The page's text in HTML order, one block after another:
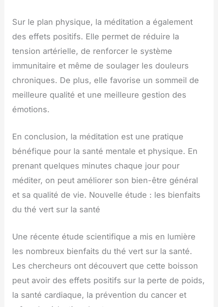
Sur le plan physique, la méditation a également
des effets positifs. Elle permet de réduire la
tension artérielle, de renforcer le système
immunitaire et même de soulager les douleurs
chroniques. De plus, elle favorise un sommeil de
meilleure qualité et une meilleure gestion des
émotions.
En conclusion, la méditation est une pratique
bénéfique pour la santé mentale et physique. En
prenant quelques minutes chaque jour pour
méditer, on peut améliorer son bien-être général
et sa qualité de vie. Nouvelle étude : les bienfaits
du thé vert sur la santé
Une récente étude scientifique a mis en lumière
les nombreux bienfaits du thé vert sur la santé.
Les chercheurs ont découvert que cette boisson
peut avoir des effets positifs sur la perte de poids,
la santé cardiaque, la prévention du cancer et